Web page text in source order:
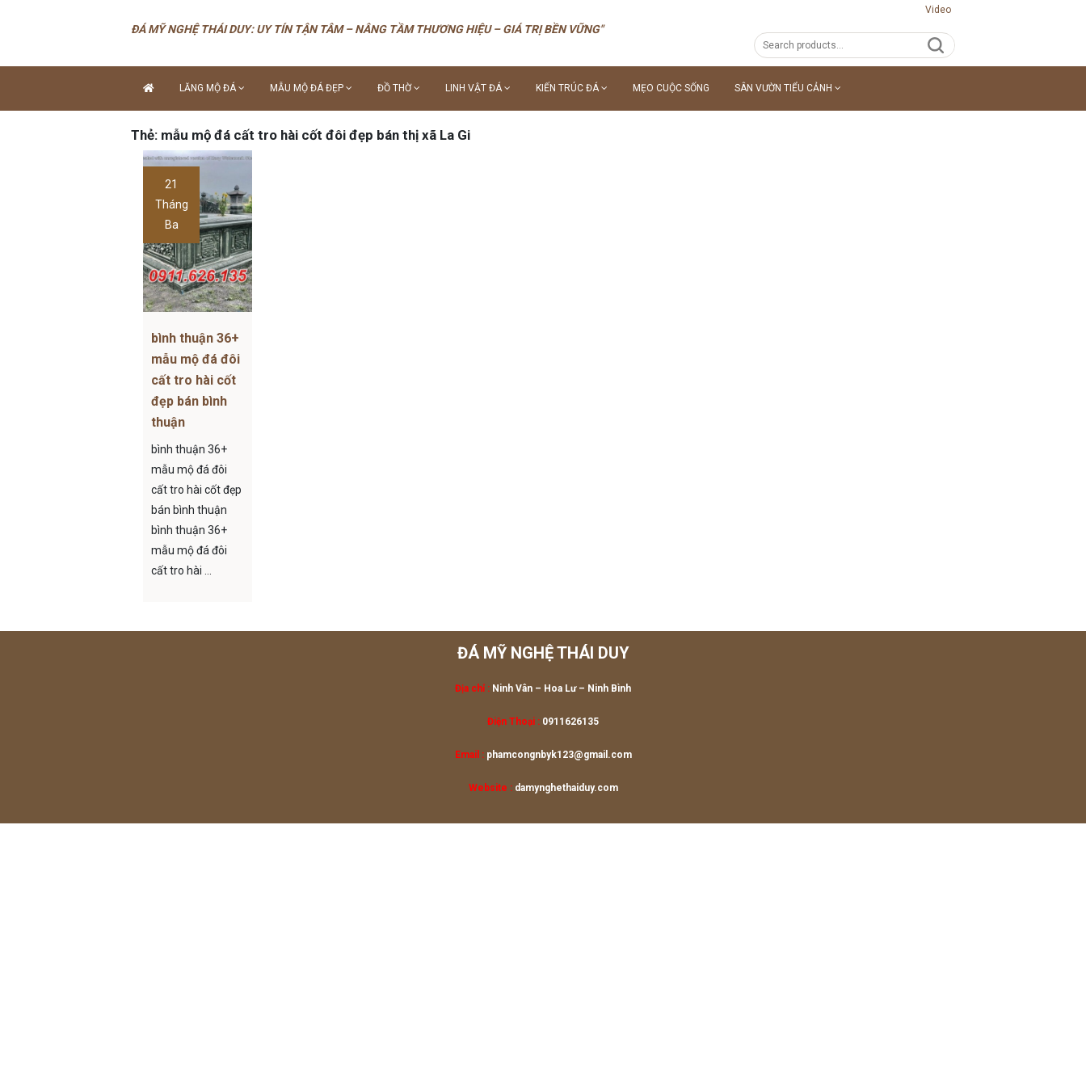
ĐÁ MỸ NGHỆ THÁI DUY: UY TÍN TẬN TÂM – NÂNG TẦM THƯƠNG HIỆU – GIÁ TRỊ BỀN VỮNG"
Video
LĂNG MỘ ĐÁ MẪU MỘ ĐÁ ĐẸP ĐỒ THỜ LINH VẬT ĐÁ KIẾN TRÚC ĐÁ MẸO CUỘC SỐNG SÂN VƯỜN TIỂU CẢNH
Thẻ: mẫu mộ đá cất tro hài cốt đôi đẹp bán thị xã La Gi
21
Tháng
Ba
bình thuận 36+
mẫu mộ đá đôi
cất tro hài cốt
đẹp bán bình
thuận
bình thuận 36+
mẫu mộ đá đôi
cất tro hài cốt đẹp
bán bình thuận
bình thuận 36+
mẫu mộ đá đôi
cất tro hài ...
ĐÁ MỸ NGHỆ THÁI DUY
Địa chỉ : Ninh Vân – Hoa Lư – Ninh Bình
Điện Thoại : 0911626135
Email :phamcongnbyk123@gmail.com
Website :damynghethaiduy.com